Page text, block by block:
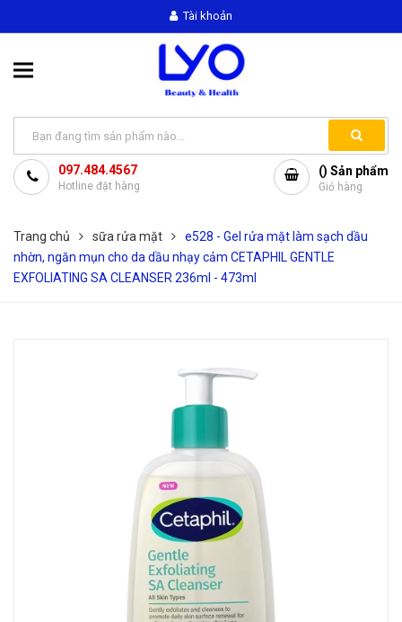
Tài khoản
097.484.4567
Hotline đặt hàng
() Sản phẩm
Giỏ hàng
Trang chủ sữa rửa mặt
e528 - Gel rửa mặt làm sạch dầu
nhờn, ngăn mụn cho da dầu nhạy cảm CETAPHIL GENTLE
EXFOLIATING SA CLEANSER 236ml - 473ml